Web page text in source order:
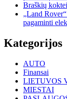
Braškių
„Land
pagaminti
Kategorijos
AUTO
Finansai
LIETUVOS
MIESTAI